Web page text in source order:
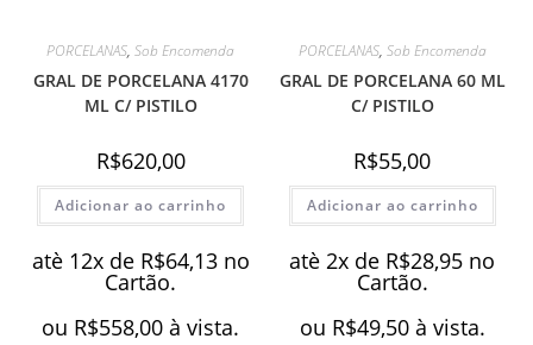
PORCELANAS,Sob Encomenda
GRAL DE PORCELANA 4170
ML C/ PISTILO
R$620,00
Adicionar ao carrinho
atè 12x de R$64,13 no
Cartão.
ou R$558,00 à vista.
PORCELANAS, Sob Encomenda
GRAL DE PORCELANA 60 ML
C/ PISTILO
R$55,00
Adicionar ao carrinho
atè 2x de R$28,95 no
Cartão.
ou R$49,50 à vista.